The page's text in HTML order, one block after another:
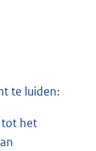
te luiden:
tot het